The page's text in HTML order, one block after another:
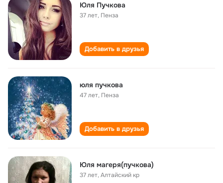
Юля Пучкова
37 лет, Пенза
Добавить в друзья
юля пучкова
47 лет, Пенза
Добавить в друзья
Юля магеря(пучкова)
37 лет,Алтайский кр